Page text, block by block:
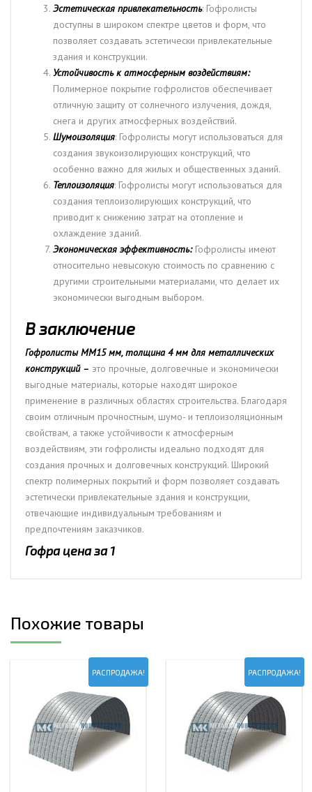
Эстетическая привлекательность: Гофролисты
доступны в широком спектре цветов и форм, что
позволяет создавать эстетически привлекательные
здания и конструкции.
Устойчивость к атмосферным воздействиям:
Полимерное покрытие гофролистов обеспечивает
отличную защиту от солнечного излучения, дождя,
снега и других атмосферных воздействий.
Шумоизоляция: Гофролисты могут использоваться для
создания звукоизолирующих конструкций, что
особенно важно для жилых и общественных зданий.
Теплоизоляция: Гофролисты могут использоваться для
создания теплоизолирующих конструкций, что
приводит к снижению затрат на отопление и
охлаждение зданий.
Экономическая эффективность:Гофролисты имеют
относительно невысокую стоимость по сравнению с
другими строительными материалами, что делает их
экономически выгодным выбором.
В заключение
Гофролисты ММ15 мм, толщина 4 мм для металлических
конструкций – это прочные, долговечные и экономически
выгодные материалы, которые находят широкое
применение в различных областях строительства. Благодаря
своим отличным прочностным, шумо- и теплоизоляционным
свойствам, а также устойчивости к атмосферным
воздействиям, эти гофролисты идеально подходят для
создания прочных и долговечных конструкций. Широкий
спектр полимерных покрытий и форм позволяет создавать
эстетически привлекательные здания и конструкции,
отвечающие индивидуальным требованиям и
предпочтениям заказчиков.
Гофра цена за 1
Похожие товары
РАСПРОДАЖА! РАСПРОДАЖА!